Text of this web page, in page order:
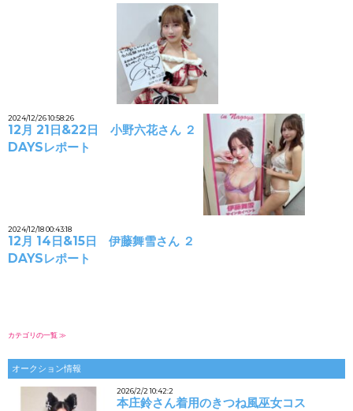
2024/12/26 10:58:26
12月 21日&22日 小野六花さん ２
DAYSレポート
2024/12/18 00:43:18
12月 14日&15日 伊藤舞雪さん ２
DAYSレポート
カテゴリの一覧 ≫
オークション情報
2026/2/2 10:42:2
本庄鈴さん着用のきつね風巫女コス